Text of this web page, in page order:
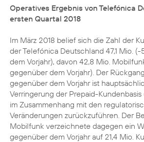
Operatives Ergebnis von Telefónica
ersten Quartal 2018
Im März 2018 belief sich die Zahl der
der Telefónica Deutschland 47,1 Mio.
dem Vorjahr), davon 42,8 Mio.
gegenüber dem Vorjahr). Der
gegenüber dem Vorjahr ist
Verringerung der Prepaid-Kundenbasis
im Zusammenhang mit den
Veränderungen zurückzuführen. Der
Mobilfunk verzeichnete dagegen ein
gegenüber dem Vorjahr auf 21,4 Mio.